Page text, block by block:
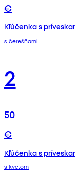
€
Kľúčenka s
s čerešňami
2
50
€
Kľúčenka s
s kvetom